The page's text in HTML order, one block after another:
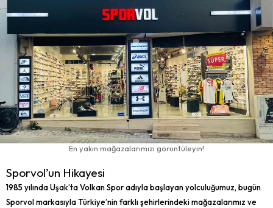
Sporvol’un Hikayesi
1985 yılında Uşak’ta Volkan Spor adıyla başlayan yolculuğumuz, bugün
Sporvol markasıyla Türkiye’nin farklı şehirlerindeki mağazalarımız ve
En yakın mağazalarımızı görüntüleyin!